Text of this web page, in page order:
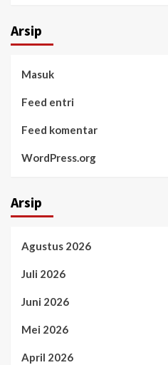
Arsip
Masuk
Feed entri
Feed komentar
WordPress.org
Arsip
Agustus 2026
Juli 2026
Juni 2026
Mei 2026
April 2026